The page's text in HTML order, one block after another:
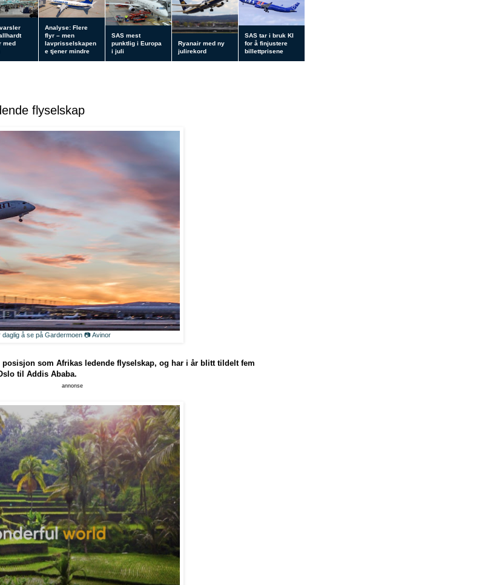
med
Analyse: Flere
flyr – men
lavprisselskapen
e tjener mindre
SAS mest
punktlig i Europa
i juli
Ryanair med ny
julirekord
SAS tar i bruk KI
for å finjustere
billettprisene
flyselskap
å se på Gardermoen 📷 Avinor
som Afrikas ledende flyselskap, og har i år blitt tildelt fem
til Addis Ababa.
annonse